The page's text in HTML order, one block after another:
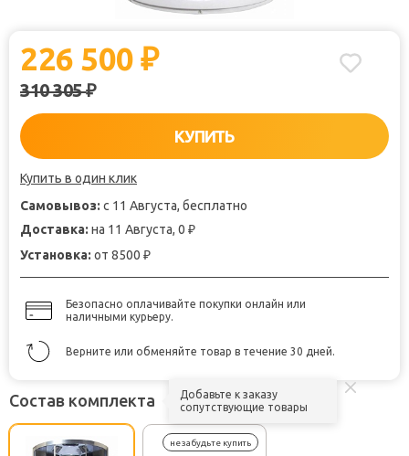
226 500₽
310 305₽
КУПИТЬ
Купить в один клик
Самовывоз: с 11 Августа, бесплатно
Доставка: на 11 Августа, 0 ₽
Установка: от 8500 ₽
Безопасно оплачивайте покупки онлайн или
наличными курьеру.
Верните или обменяйте товар в течение 30 дней.
Состав комплекта
Добавьте к заказу
сопутствующие товары